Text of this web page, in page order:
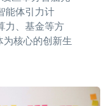
能体引力计
力、基金等方
核心的创新生